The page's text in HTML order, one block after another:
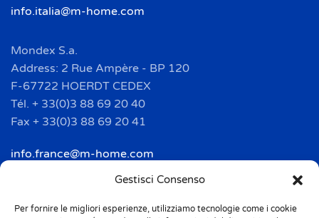
Gestisci Consenso
Per fornire le migliori esperienze, utilizziamo tecnologie come i cookie
info.italia@m-home.com
Mondex S.a.
Address: 2 Rue Ampère - BP 120
F-67722 HOERDT CEDEX
Tél. + 33(0)3 88 69 20 40
Fax + 33(0)3 88 69 20 41
info.france@m-home.com
Address: Ctra de Girona, km. 101.5